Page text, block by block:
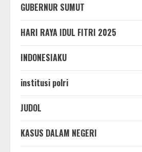
GUBERNUR SUMUT
HARI RAYA IDUL FITRI 2025
INDONESIAKU
institusi polri
JUDOL
KASUS DALAM NEGERI